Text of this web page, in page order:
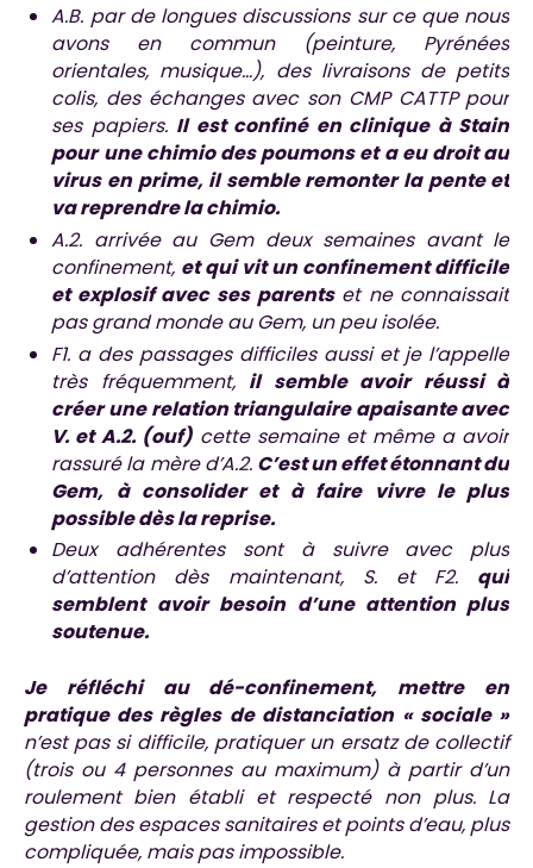
A.B. par de longues discussions sur ce que nous
avons en commun (peinture, Pyrénées
orientales, musique…), des livraisons de petits
colis, des échanges avec son CMP CATTP pour
ses papiers. Il est confiné en clinique à Stain
pour une chimio des poumons et a eu droit au
virus en prime, il semble remonter la pente et
va reprendre la chimio.
A.2. arrivée au Gem deux semaines avant le
confinement, et qui vit un confinement difficile
et explosif avec ses parentset ne connaissait
pas grand monde au Gem, un peu isolée.
F1. a des passages difficiles aussi et je l’appelle
très fréquemment, il semble avoir réussi à
créer une relation triangulaire apaisante avec
V. et A.2. (ouf)cette semaine et même a avoir
rassuré la mère d’A.2. C’est un effet étonnant du
Gem, à consolider et à faire vivre le plus
possible dès la reprise.
Deux adhérentes sont à suivre avec plus
d’attention dès maintenant, S. et F2. qui
semblent avoir besoin d’une attention plus
soutenue.
Je réfléchi au dé-confinement, mettre en
pratique des règles de distanciation « sociale »
n’est pas si difficile, pratiquer un ersatz de collectif
(trois ou 4 personnes au maximum) à partir d’un
roulement bien établi et respecté non plus. La
gestion des espaces sanitaires et points d’eau, plus
compliquée, mais pas impossible.